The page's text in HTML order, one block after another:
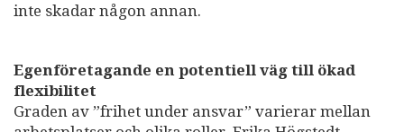
inte skadar någon annan.
Egenföretagande en potentiell väg till ökad
flexibilitet
Graden av ”frihet under ansvar” varierar mellan